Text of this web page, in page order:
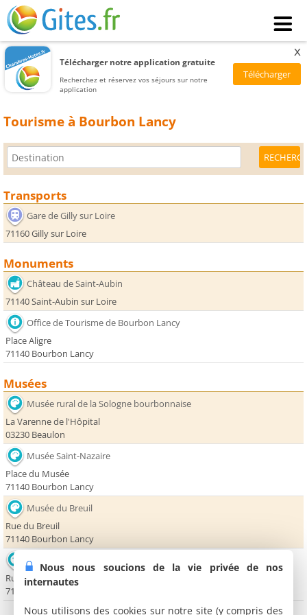
Télécharger notre application gratuite
Recherchez et réservez vos séjours sur notre
application
x
Tourisme à Bourbon Lancy
Transports
Gare de Gilly sur Loire
71160 Gilly sur Loire
Monuments
Château de Saint-Aubin
71140 Saint-Aubin sur Loire
Office de Tourisme de Bourbon Lancy
Place Aligre
71140 Bourbon Lancy
Musées
Musée rural de la Sologne bourbonnaise
La Varenne de l'Hôpital
03230 Beaulon
Musée Saint-Nazaire
Place du Musée
71140 Bourbon Lancy
Musée du Breuil
Rue du Breuil
71140 Bourbon Lancy
Musée de la Machine Agricole et des Métiers du Bois
Rue Docteur Pain
71140 Bourbon Lancy
Nous nous soucions de la vie privée de nos
internautes
Nous utilisons des cookies sur notre site (y compris des